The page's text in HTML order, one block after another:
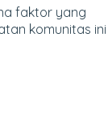
faktor yang
komunitas ini